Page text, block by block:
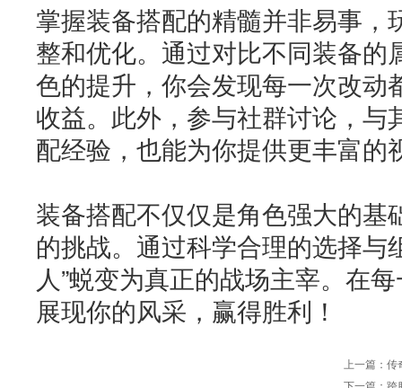
掌握装备搭配的精髓并非易事，
整和优化。通过对比不同装备的
色的提升，你会发现每一次改动
收益。此外，参与社群讨论，与
配经验，也能为你提供更丰富的
装备搭配不仅仅是角色强大的基
的挑战。通过科学合理的选择与
人”蜕变为真正的战场主宰。在
展现你的风采，赢得胜利！
上一篇： 传
下一篇： 跨